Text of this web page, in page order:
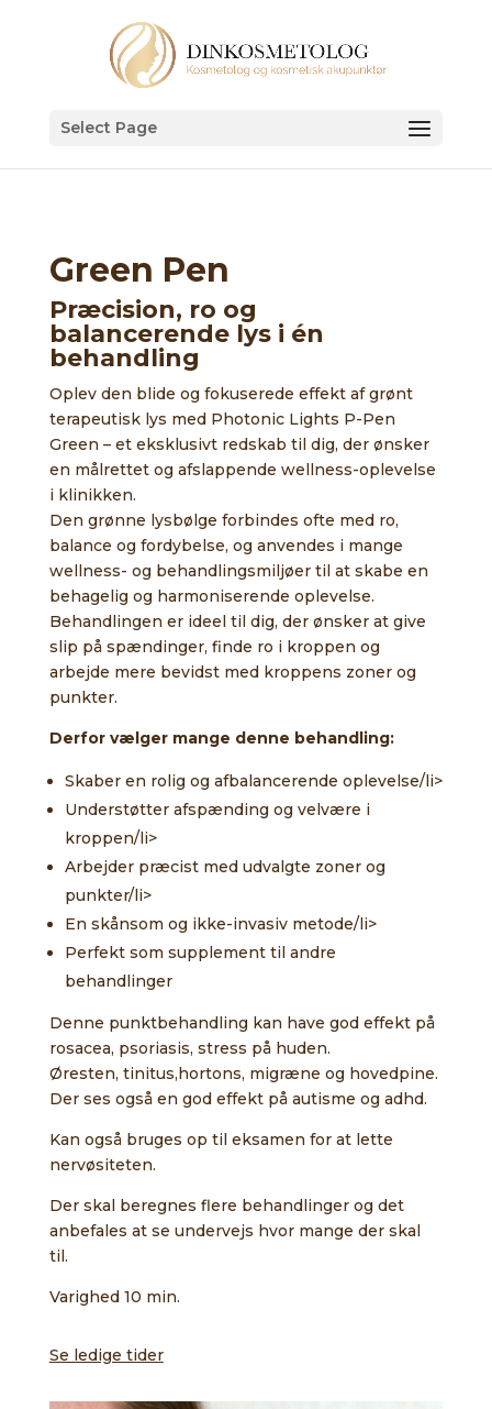
Select Page
Green Pen
Præcision, ro og
balancerende lys i én
behandling
Oplev den blide og fokuserede effekt af grønt
terapeutisk lys med Photonic Lights P-Pen
Green – et eksklusivt redskab til dig, der ønsker
en målrettet og afslappende wellness-oplevelse
i klinikken.
Den grønne lysbølge forbindes ofte med ro,
balance og fordybelse, og anvendes i mange
wellness- og behandlingsmiljøer til at skabe en
behagelig og harmoniserende oplevelse.
Behandlingen er ideel til dig, der ønsker at give
slip på spændinger, finde ro i kroppen og
arbejde mere bevidst med kroppens zoner og
punkter.
Derfor vælger mange denne behandling:
Skaber en rolig og afbalancerende oplevelse/li>
Understøtter afspænding og velvære i
kroppen/li>
Arbejder præcist med udvalgte zoner og
punkter/li>
En skånsom og ikke-invasiv metode/li>
Perfekt som supplement til andre
behandlinger
Denne punktbehandling kan have god effekt på
rosacea, psoriasis, stress på huden.
Øresten, tinitus,hortons, migræne og hovedpine.
Der ses også en god effekt på autisme og adhd.
Kan også bruges op til eksamen for at lette
nervøsiteten.
Der skal beregnes flere behandlinger og det
anbefales at se undervejs hvor mange der skal
til.
Varighed 10 min.
Se ledige tider